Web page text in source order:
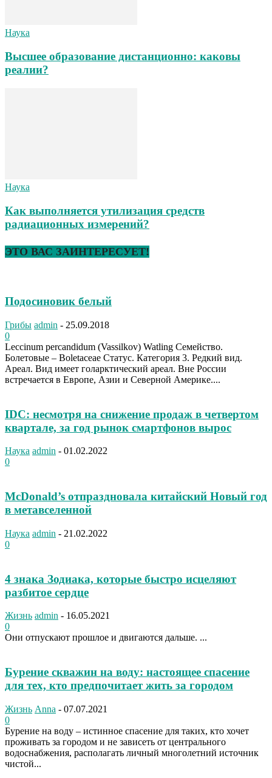
Наука
Высшее образование дистанционно: каковы
реалии?
Наука
Как выполняется утилизация средств
радиационных измерений?
ЭТО ВАС ЗАИНТЕРЕСУЕТ!
Подосиновик белый
Грибы admin - 25.09.2018
0
Leccinum percandidum (Vassilkov) Watling Семейство.
Болетовые – Boletaceae Статус. Категория 3. Редкий вид.
Ареал. Вид имеет голарктический ареал. Вне России
встречается в Европе, Азии и Северной Америке....
IDC: несмотря на снижение продаж в четвертом
квартале, за год рынок смартфонов вырос
Наука admin - 01.02.2022
0
McDonald’s отпраздновала китайский Новый год
в метавселенной
Наука admin - 21.02.2022
0
4 знака Зодиака, которые быстро исцеляют
разбитое сердце
Жизнь admin - 16.05.2021
0
Они отпускают прошлое и двигаются дальше. ...
Бурение скважин на воду: настоящее спасение
для тех, кто предпочитает жить за городом
Жизнь Anna - 07.07.2021
0
Бурение на воду – истинное спасение для таких, кто хочет
проживать за городом и не зависеть от центрального
водоснабжения, располагать личный многолетний источник
чистой...